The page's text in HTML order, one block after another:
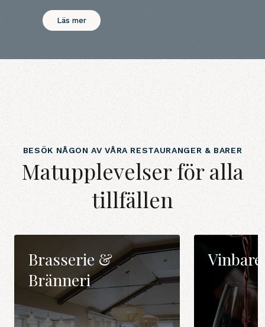
Läs mer
BESÖK NÅGON AV VÅRA RESTAURANGER & BARER
Matupplevelser för alla
tillfällen
Brasserie &
Bränneri